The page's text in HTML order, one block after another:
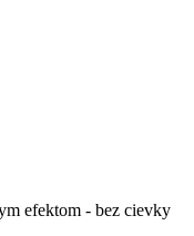
efektom - bez cievky